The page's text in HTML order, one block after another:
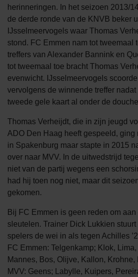
herinneringen. In het seizoen 2013/
de derde ronde van de KNVB beker
IJsselmeervogels waar Thomas
stond. FC Emmen nam tot tweemaal
treffers van Alexander Bannink en
tot tweemaal toe bracht Thomas
evenwicht. IJsselmeervogels
vervolgens de winnende treffer
tweede gele kaart al onder de
Thomas Verheijdt, die in zijn jeugd
ADO Den Haag heeft gespeeld,
in Spakenburg maar stapte in 2015
over naar MVV. In de uitwedstrijd
niet van de partij wegens een
had hij toen nog niet, maar dit
gekomen.
Bij FC Emmen is geen reden om
sleutelen. Trainer Dick Lukkien
spelers de wei in als tegen Achilles
FC Emmen: Telgenkamp; Klok,
Mannes, Bos, Olijve, Kallon, Krohne,
MVV: Geens; Labylle, Kuipers,